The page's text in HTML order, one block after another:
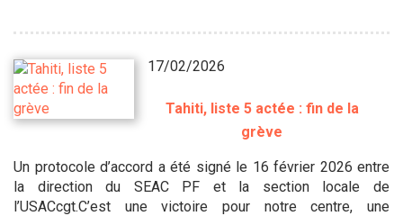
17/02/2026
Tahiti, liste 5 actée : fin de la
grève
Un protocole d’accord a été signé le 16 février 2026 entre
la direction du SEAC PF et la section locale de
l’USACcgt.C’est une victoire pour notre centre, une